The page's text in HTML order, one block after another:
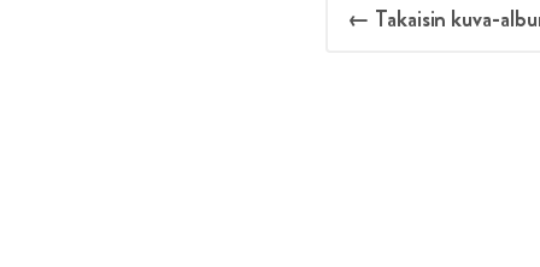
← Takaisin kuva-